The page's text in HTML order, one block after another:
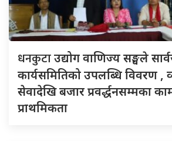
धनकुटाउद्योग वाणिज्य सङ्घले
कार्यसमितिको उपलब्धि विवरण ,
सेवादेखि बजार प्रवर्द्धनसम्मका
प्राथमिकता